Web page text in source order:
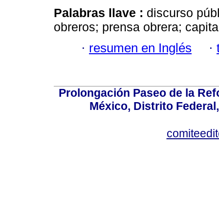
Palabras llave : discurso
obreros; prensa obrera;
· resumen en Inglés ·
Prolongación Paseo de la
México, Distrito